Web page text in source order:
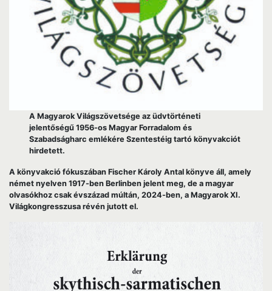
A Magyarok Világszövetsége az üdvtörténeti
jelentőségű 1956-os Magyar Forradalom és
Szabadságharc emlékére Szentestéig tartó könyvakciót
hirdetett.
A könyvakció fókuszában Fischer Károly Antal könyve áll, amely
német nyelven 1917-ben Berlinben jelent meg, de a magyar
olvasókhoz csak évszázad múltán, 2024-ben, a Magyarok XI.
Világkongresszusa révén jutott el.